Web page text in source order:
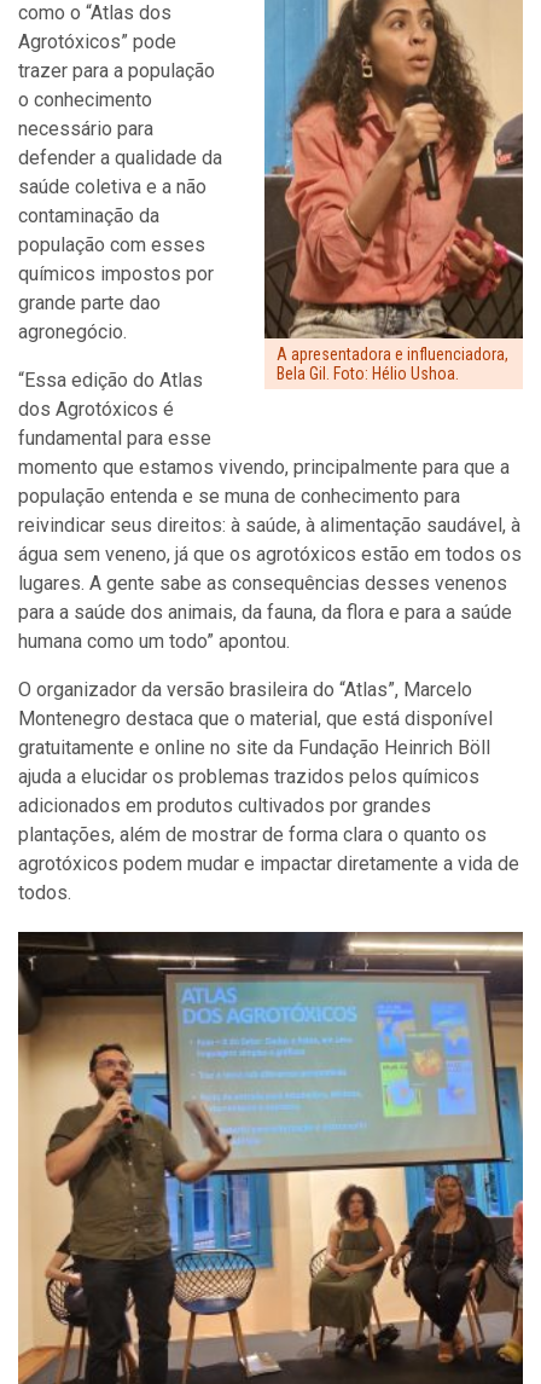
A apresentadora e influenciadora,
Bela Gil. Foto: Hélio Ushoa.
como o “Atlas dos
Agrotóxicos” pode
trazer para a população
o conhecimento
necessário para
defender a qualidade da
saúde coletiva e a não
contaminação da
população com esses
químicos impostos por
grande parte dao
agronegócio.
“Essa edição do Atlas
dos Agrotóxicos é
fundamental para esse
momento que estamos vivendo, principalmente para que a
população entenda e se muna de conhecimento para
reivindicar seus direitos: à saúde, à alimentação saudável, à
água sem veneno, já que os agrotóxicos estão em todos os
lugares. A gente sabe as consequências desses venenos
para a saúde dos animais, da fauna, da flora e para a saúde
humana como um todo” apontou.
O organizador da versão brasileira do “Atlas”, Marcelo
Montenegro destaca que o material, que está disponível
gratuitamente e online no site da Fundação Heinrich Böll
ajuda a elucidar os problemas trazidos pelos químicos
adicionados em produtos cultivados por grandes
plantações, além de mostrar de forma clara o quanto os
agrotóxicos podem mudar e impactar diretamente a vida de
todos.